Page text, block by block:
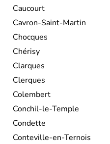
Caucourt
Cavron-Saint-Martin
Chocques
Chérisy
Clarques
Clerques
Colembert
Conchil-le-Temple
Condette
Conteville-en-Ternois